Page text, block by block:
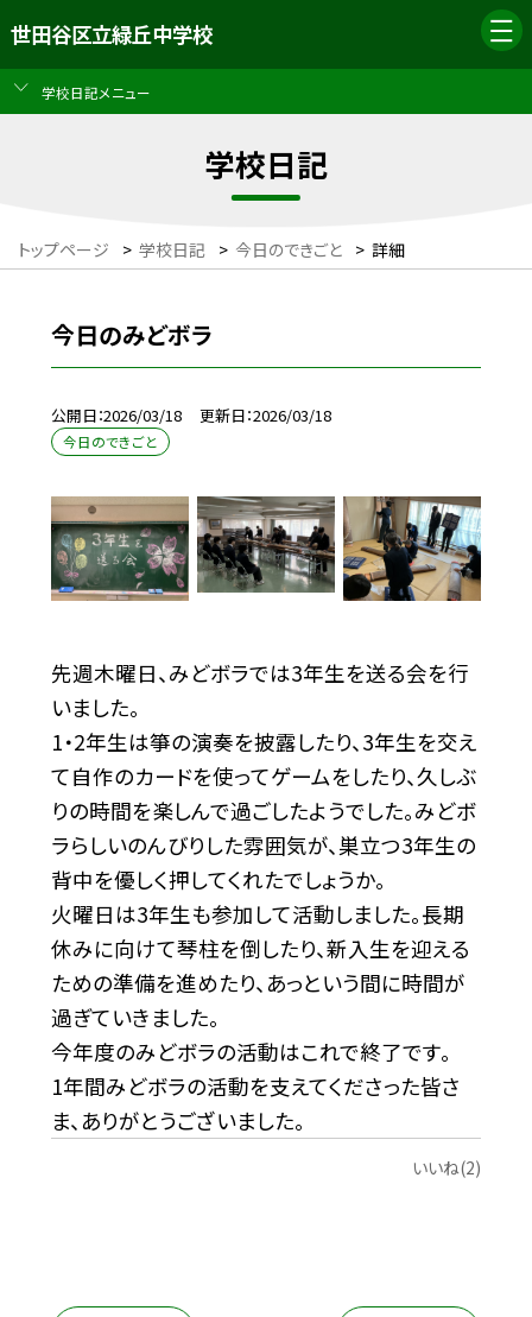
世田谷区立緑丘中学校
学校日記メニュー
学校日記
トップページ > 学校日記 > 今日のできごと > 詳細
今日のみどボラ
公開日 2026/03/18 更新日 2026/03/18
今日のできごと
先週木曜日、みどボラでは3年生を送る会を行
いました。
1・2年生は箏の演奏を披露したり、3年生を交え
て自作のカードを使ってゲームをしたり、久しぶ
りの時間を楽しんで過ごしたようでした。みどボ
ラらしいのんびりした雰囲気が、巣立つ3年生の
背中を優しく押してくれたでしょうか。
火曜日は3年生も参加して活動しました。長期
休みに向けて琴柱を倒したり、新入生を迎える
ための準備を進めたり、あっという間に時間が
過ぎていきました。
今年度のみどボラの活動はこれで終了です。
1年間みどボラの活動を支えてくださった皆さ
ま、ありがとうございました。
いいね(2)